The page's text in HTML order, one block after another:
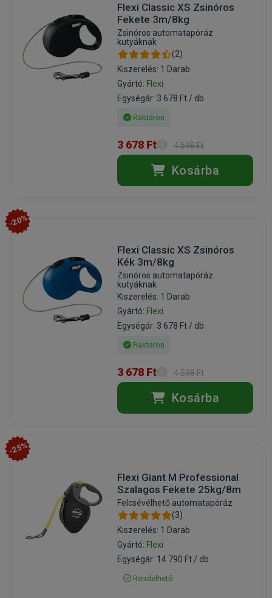
Flexi Classic XS Zsinóros
Fekete 3m/8kg
Zsinóros automatapóráz
kutyáknak
(2)
Kiszerelés: 1 Darab
Gyártó: Flexi
Egységár: 3 678 Ft / db
Raktáron
3 678 Ft 4 598 Ft
Kosárba
-20%
Flexi Classic XS Zsinóros
Kék 3m/8kg
Zsinóros automatapóráz
kutyáknak
Kiszerelés: 1 Darab
Gyártó: Flexi
Egységár: 3 678 Ft / db
Raktáron
3 678 Ft 4 598 Ft
Kosárba
-25%
Flexi Giant M Professional
Szalagos Fekete 25kg/8m
Felcsévélhető automatapóráz
(3)
Kiszerelés: 1 Darab
Gyártó: Flexi
Egységár: 14 790 Ft / db
Rendelhető